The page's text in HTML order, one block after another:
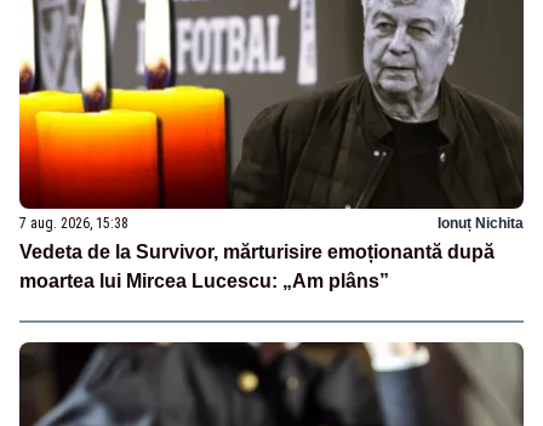
7 aug. 2026, 15:38 Ionuț Nichita
Vedeta de la Survivor, mărturisire emoționantă după
moartea lui Mircea Lucescu: „Am plâns”